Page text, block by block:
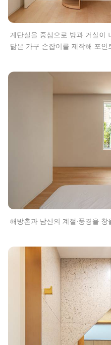
계단실을 중심으로 방과 거실이
닮은 가구 손잡이를 제작해 포인
해방촌과 남산의 계절·풍경을